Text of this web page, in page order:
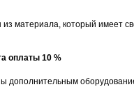
материала, который имеет
оплаты 10 %
дополнительным